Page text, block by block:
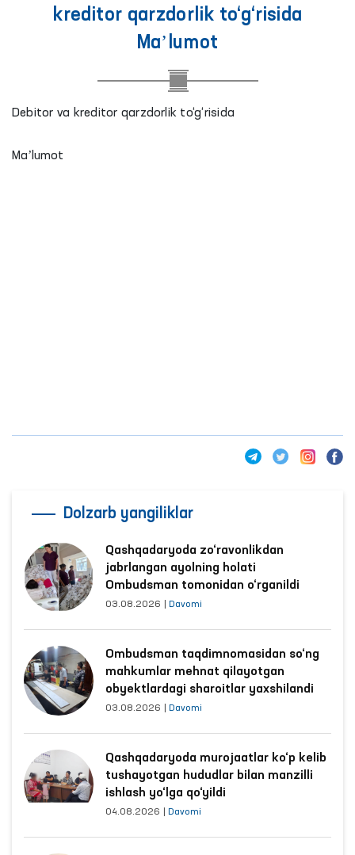
kreditor qarzdorlik to‘g‘risida
Maʼlumot
Debitor va kreditor qarzdorlik to‘g‘risida
Maʼlumot
Dolzarb yangiliklar
Qashqadaryoda zo‘ravonlikdan
jabrlangan ayolning holati
Ombudsman tomonidan o‘rganildi
03.08.2026 Davomi
Ombudsman taqdimnomasidan so‘ng
mahkumlar mehnat qilayotgan
obyektlardagi sharoitlar yaxshilandi
03.08.2026 Davomi
Qashqadaryoda murojaatlar ko‘p kelib
tushayotgan hududlar bilan manzilli
ishlash yo‘lga qo‘yildi
04.08.2026 Davomi